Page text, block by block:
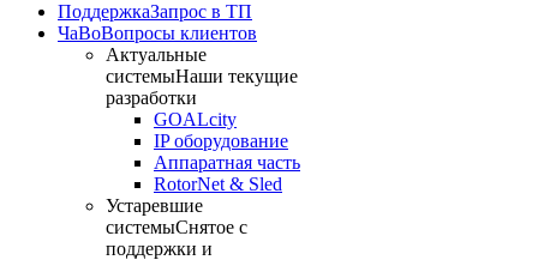
ПоддержкаЗапрос в ТП
ЧаВоВопросы клиентов
Актуальные
системыНаши текущие
разработки
GOALcity
IP оборудование
Аппаратная часть
RotorNet & Sled
Устаревшие
системыСнятое с
поддержки и